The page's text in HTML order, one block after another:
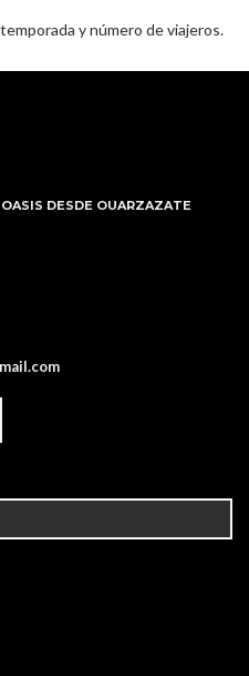
y número de viajeros.
DESDE OUARZAZATE